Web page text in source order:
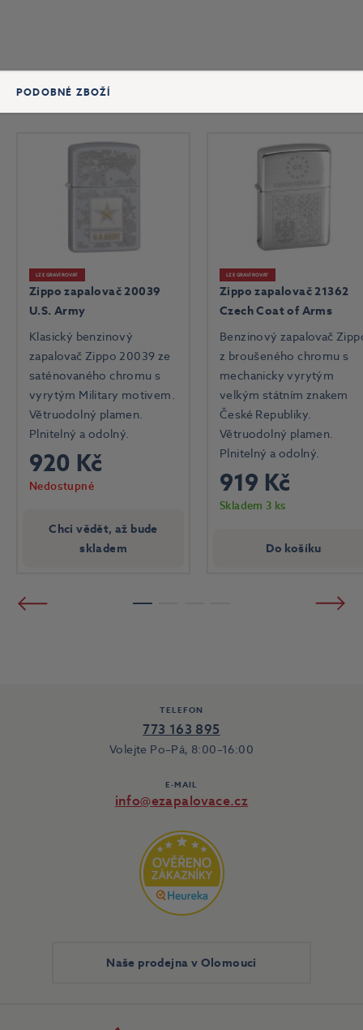
PODOBNÉ ZBOŽÍ
LZE GRAVÍROVAT
Zippo zapalovač 20039
U.S. Army
Klasický benzinový
zapalovač Zippo 20039 ze
saténovaného chromu s
vyrytým Military motivem.
Větruodolný plamen.
Plnitelný a odolný.
920 Kč
Nedostupné
Chci vědět, až bude
skladem
LZE GRAVÍROVAT
Zippo zapalovač 21362
Czech Coat of Arms
Benzinový zapalovač
z broušeného chromu s
mechanicky vyrytým
velkým státním znakem
České Republiky.
Větruodolný plamen.
Plnitelný a odolný.
919 Kč
Skladem 3 ks
Do košíku
TELEFON
773 163 895
Volejte Po–Pá, 8:00–16:00
E-MAIL
info@ezapalovace.cz
Naše prodejna v Olomouci